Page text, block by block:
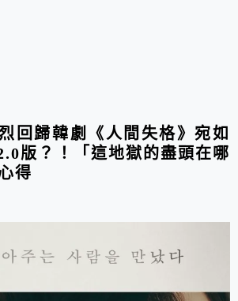
回歸韓劇《人間失格》宛如
版？！「這地獄的盡頭在哪
得